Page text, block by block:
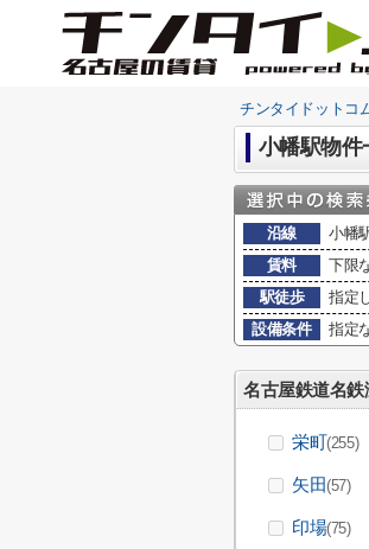
チンタイドットコ
小幡駅物件
沿線
小幡
賃料
下限
駅徒歩
指定
設備条件
指定
名古屋鉄道名鉄
栄町(255)
矢田(57)
印場(75)